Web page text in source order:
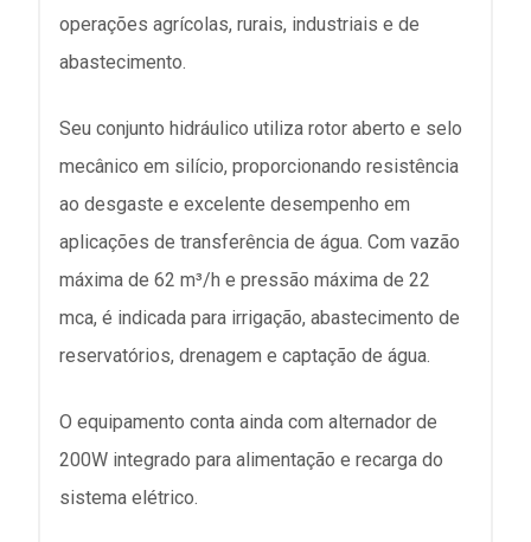
operações agrícolas, rurais, industriais e de
abastecimento.
Seu conjunto hidráulico utiliza rotor aberto e selo
mecânico em silício, proporcionando resistência
ao desgaste e excelente desempenho em
aplicações de transferência de água. Com vazão
máxima de 62 m³/h e pressão máxima de 22
mca, é indicada para irrigação, abastecimento de
reservatórios, drenagem e captação de água.
O equipamento conta ainda com alternador de
200W integrado para alimentação e recarga do
sistema elétrico.